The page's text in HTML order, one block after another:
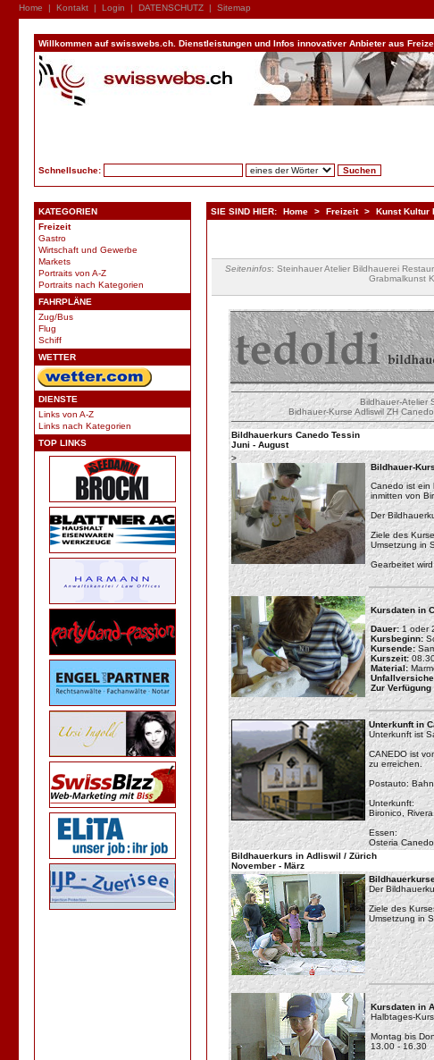
Home | Kontakt | Login | DATENSCHUTZ | Sitemap
Willkommen auf swisswebs.ch. Dienstleistungen und Infos innovativer Anbieter aus
Schnellsuche:
KATEGORIEN
Freizeit
Gastro
Wirtschaft und Gewerbe
Markets
Portraits von A-Z
Portraits nach Kategorien
FAHRPLÄNE
Zug/Bus
Flug
Schiff
WETTER
DIENSTE
Links von A-Z
Links nach Kategorien
TOP LINKS
SIE SIND HIER: Home > Freizeit > Kunst Kultur
Seiteninfos: Steinhauer Atelier Bildhauerei
Grabmalkunst
Bildhauer-Atelier
Bidhauer-Kurse Adliswil ZH
Bildhauerkurs Canedo Tessin
Juni - August
>
Bildhauer-
Canedo ist ein
inmitten von
Der
Ziele des
Umsetzung in
Gearbeitet
Kursdaten in
Dauer:1 oder
Kursbeginn:
Kursende:
Kurszeit:
Material:
Zur Verfügung
Unterkunft in
Unterkunft ist
CANEDO ist
zu erreichen.
Postauto:
Unterkunft:
Bironico,
Essen:
Osteria
Bildhauerkurs in Adliswil / Zürich
November - März
Der
Ziele des
Umsetzung in
Kursdaten in
Halbtages-Kurs
Montag bis
13.00 - 16.30